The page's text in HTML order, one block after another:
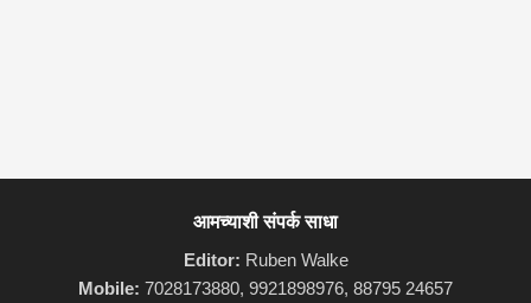
आमच्याशी संपर्क साधा
Editor: Ruben Walke
Mobile: 7028173880, 9921898976, 88795 24657